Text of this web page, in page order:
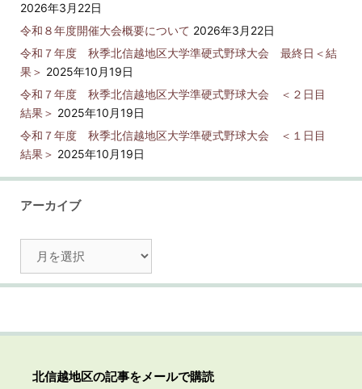
2026年3月22日
令和８年度開催大会概要について 2026年3月22日
令和７年度 秋季北信越地区大学準硬式野球大会 最終日＜結
果＞ 2025年10月19日
令和７年度 秋季北信越地区大学準硬式野球大会 ＜２日目
結果＞ 2025年10月19日
令和７年度 秋季北信越地区大学準硬式野球大会 ＜１日目
結果＞ 2025年10月19日
アーカイブ
カ
北信越地区の記事をメールで購読